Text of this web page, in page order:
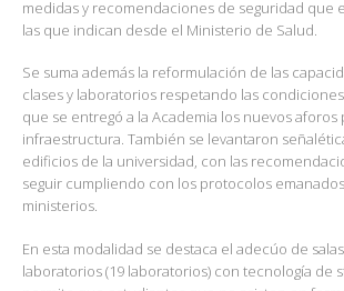
medidas y recomendaciones de seguridad que
las que indican desde el Ministerio de Salud.
Se suma además la reformulación de las
clases y laboratorios respetando las
que se entregó a la Academia los nuevos aforos
infraestructura. También se levantaron
edificios de la universidad, con las
seguir cumpliendo con los protocolos
ministerios.
En esta modalidad se destaca el adecúo de
laboratorios (19 laboratorios) con tecnología de